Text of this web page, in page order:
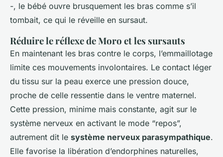
-, le bébé ouvre brusquement les bras comme s’il
tombait, ce qui le réveille en sursaut.
Réduire le réflexe de Moro et les sursauts
En maintenant les bras contre le corps, l’emmaillotage
limite ces mouvements involontaires. Le contact léger
du tissu sur la peau exerce une pression douce,
proche de celle ressentie dans le ventre maternel.
Cette pression, minime mais constante, agit sur le
système nerveux en activant le mode “repos”,
autrement dit le système nerveux parasympathique.
Elle favorise la libération d’endorphines naturelles,